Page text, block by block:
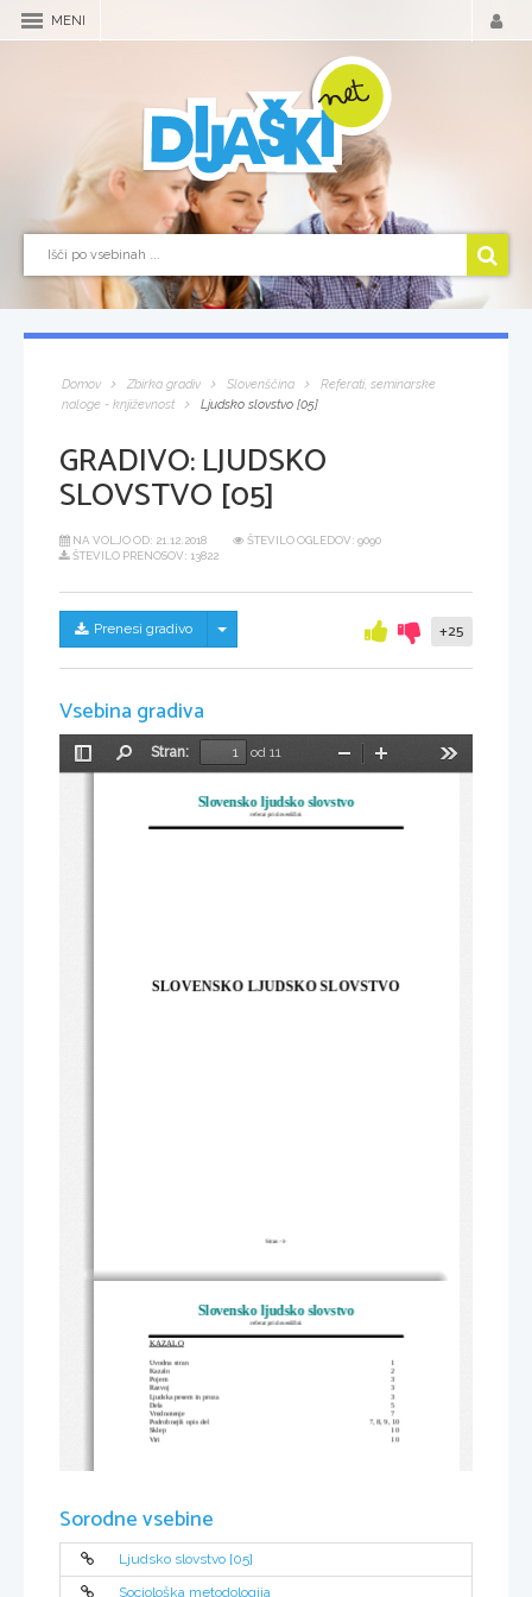
MENI
Domov Zbirka gradiv Slovenščina
Referati, seminarske
naloge - književnost
Ljudsko slovstvo [05]
GRADIVO:LJUDSKO
SLOVSTVO [05]
NA VOLJO OD: 21.12.2018
ŠTEVILO OGLEDOV: 9090
ŠTEVILO PRENOSOV: 13822
Prenesi gradivo Skrij/prikaži meni +25
Vsebina gradiva
Preklopi
Stran:
od 11
Pomanjšaj
Slovensko ljudsko slovstvo
referat pri slovenščini
SLOVENSKO LJUDSKO SLOVSTVO
Stran - 1-
Slovensko ljudsko slovstvo
referat pri slovenščini
KAZALO
Uvodna stran
1
Kazalo
2
Pojem
3
Razvoj
3
Ljudska pesem in proza
3
Dela
5
Vrednotenje
7
Podrobnejši opis del
7, 8, 9, 10
Sklep
10
Viri
10
Sorodne vsebine
Ljudsko slovstvo [05]
Sociološka metodologija